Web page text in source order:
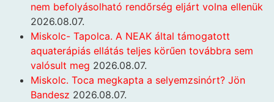
nem befolyásolható rendőrség eljárt volna ellenük
2026.08.07.
Miskolc- Tapolca. A NEAK által támogatott
aquaterápiás ellátás teljes körűen továbbra sem
valósult meg 2026.08.07.
Miskolc. Toca megkapta a selyemzsinórt? Jön
Bandesz 2026.08.07.